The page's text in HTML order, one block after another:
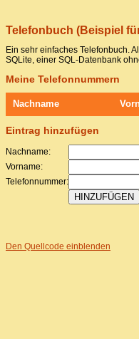
Telefonbuch (Beispiel
Ein sehr einfaches Telefonbuch.
SQLite, einer SQL-Datenbank
Meine Telefonnummern
Nachname
Eintrag hinzufügen
Nachname:
Vorname:
Telefonnummer:
Den Quellcode einblenden